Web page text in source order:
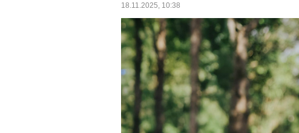
18.11.2025, 10:38